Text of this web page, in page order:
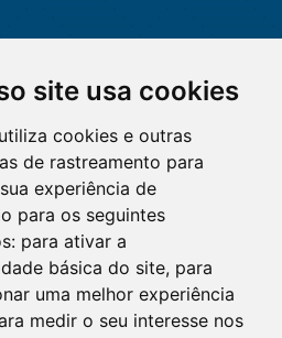
site usa cookies
cookies e outras
de rastreamento para
experiência de
para os seguintes
para ativar a
básica do site, para
uma melhor experiência
medir o seu interesse nos